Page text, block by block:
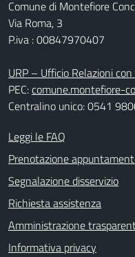
Comune di Montefiore
Via Roma, 3
P.iva : 00847970407
URP – Ufficio Relazioni
PEC:comune.montefiore-
Centralino unico: 0541
Leggi le FAQ
Prenotazione
Segnalazione disservizio
Richiesta assistenza
Amministrazione
Informativa privacy